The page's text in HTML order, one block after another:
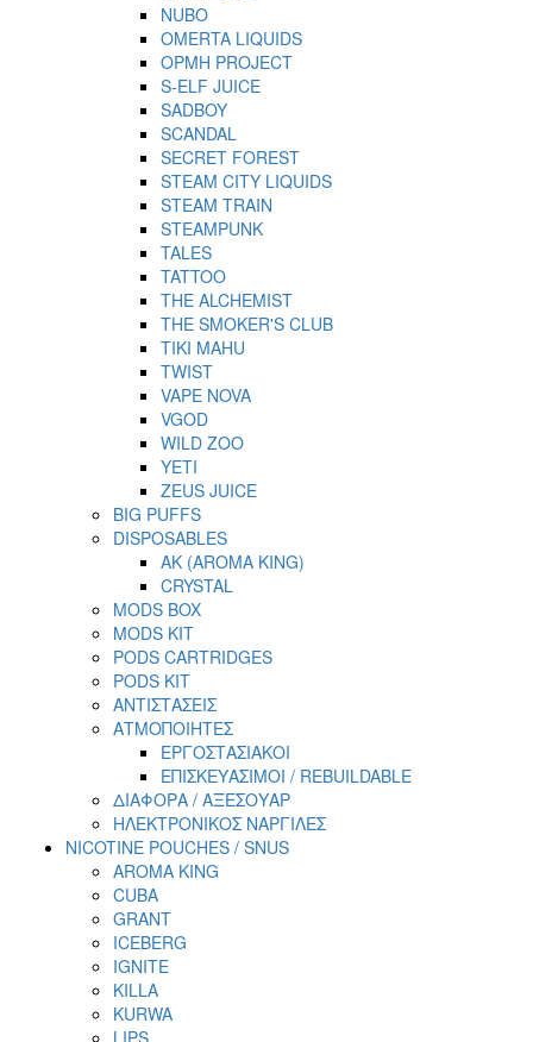
NUBO
OMERTA LIQUIDS
OPMH PROJECT
S-ELF JUICE
SADBOY
SCANDAL
SECRET FOREST
STEAM CITY LIQUIDS
STEAM TRAIN
STEAMPUNK
TALES
TATTOO
THE ALCHEMIST
THE SMOKER'S CLUB
TIKI MAHU
TWIST
VAPE NOVA
VGOD
WILD ZOO
YETI
ZEUS JUICE
BIG PUFFS
DISPOSABLES
AK (AROMA KING)
CRYSTAL
MODS BOX
MODS KIT
PODS CARTRIDGES
PODS KIT
ΑΝΤΙΣΤΑΣΕΙΣ
ΑΤΜΟΠΟΙΗΤΕΣ
ΕΡΓΟΣΤΑΣΙΑΚΟΙ
ΕΠΙΣΚΕΥΑΣΙΜΟΙ / REBUILDABLE
ΔΙΑΦΟΡΑ / ΑΞΕΣΟΥΑΡ
ΗΛΕΚΤΡΟΝΙΚΟΣ ΝΑΡΓΙΛΕΣ
NICOTINE POUCHES / SNUS
AROMA KING
CUBA
GRANT
ICEBERG
IGNITE
KILLA
KURWA
LIPS